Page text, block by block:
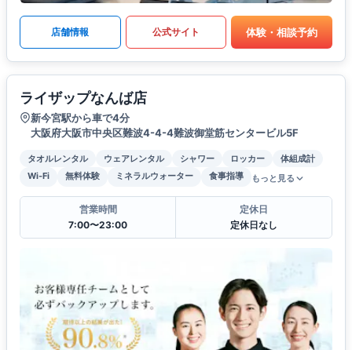
店舗情報 公式サイト 体験・相談予約
ライザップなんば店
新今宮駅から車で4分
大阪府大阪市中央区難波4-4-4難波御堂筋センタービル5F
タオルレンタル ウェアレンタル シャワー ロッカー
体組成計
Wi-Fi
無料体験 ミネラルウォーター 食事指導 もっと見る
営業時間
7:00〜23:00
定休日
定休日なし